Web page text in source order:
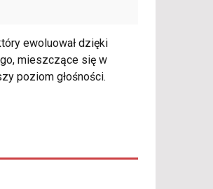
ewoluował dzięki
mieszczące się w
poziom głośności.